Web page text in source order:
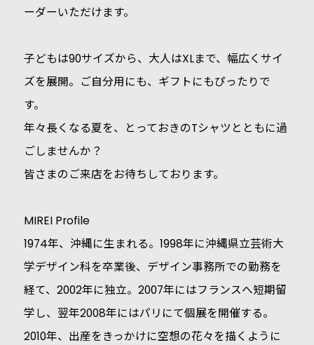
ーダーいただけます。
子どもは90サイズから、大人はXLまで、幅広くサイ
ズを展開。ご自分用にも、ギフトにもぴったりで
す。
年々長くなる夏を、とっておきのTシャツとともに過
ごしませんか？
皆さまのご来店をお待ちしております。
MIREI Profile
1974年、沖縄に生まれる。1998年に沖縄県立芸術大
学デザイン科を卒業後、デザイン事務所での勤務を
経て、2002年に独立。2007年にはフランスへ短期留
学し、翌年2008年にはパリにて個展を開催する。
2010年、出産をきっかけに空想の花々を描くように